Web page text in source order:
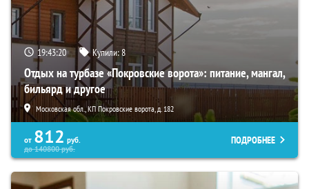
19:43:19 Купили:8
Отдых на турбазе «Покровские ворота»: питание, мангал,
бильярд и другое
Московская обл., КП Покровские ворота, д. 182
от 812 руб.
до140800руб.
ПОДРОБНЕЕ